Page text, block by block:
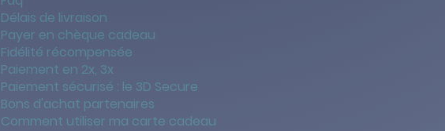
Délais de livraison
Payer en chèque cadeau
Fidélité récompensée
Paiement en 2x, 3x
Paiement sécurisé : le 3D Secure
Bons d'achat partenaires
Comment utiliser ma carte cadeau